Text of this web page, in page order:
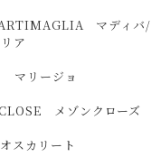
マディバ/
ア
マリージョ
メゾンクローズ
スカリート